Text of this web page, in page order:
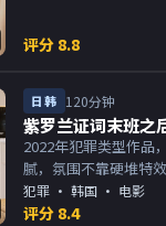
评分 8.8
日韩 120分钟
紫罗兰证词末班
2022年犯罪类型作品
腻，氛围不靠硬堆特
完。主演以演技派为
物关系的观众加入片单
犯罪 · 韩国 · 电影
评分 8.4